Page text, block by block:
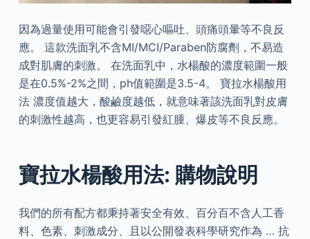
因為過量使用可能會引發噁心嘔吐、頭痛頭暈等不良反
應。 這款洗面乳不含MI/MCI/Paraben防腐劑，不易造
成對肌膚的刺激。 在洗面乳中，水楊酸的濃度範圍一般
是在0.5%-2%之間，ph值範圍是3.5-4。 寶拉水楊酸用
法 濃度值越大，酸鹼度越低，就意味著該洗面乳對皮膚
的刺激性越高，也更容易引發紅腫、爆皮等不良反應。
寶拉水楊酸用法: 購物說明
我們的所有配方都秉持著安全有效、百分百不含人工香
料、色素、刺激成分、且以公開發表科學研究作為 … 抗